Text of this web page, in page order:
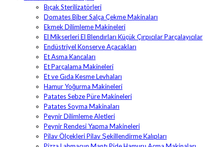
Bıçak Sterilizatörleri
Domates Biber Salça Çekme Makinaları
Ekmek Dilimleme Makineleri
El Mikserleri El Blendırları Küçük Çırpıcılar Parçalayıcılar
Endüstriyel Konserve Açacakları
Et Asma Kancaları
Et Parçalama Makineleri
Et ve Gıda Kesme Levhaları
Hamur Yoğurma Makineleri
Patates Sebze Püre Makineleri
Patates Soyma Makinaları
Peynir Dilimleme Aletleri
Peynir Rendesi Yapma Makineleri
Pilav Ölçekleri Pilav Şekillendirme Kalıpları